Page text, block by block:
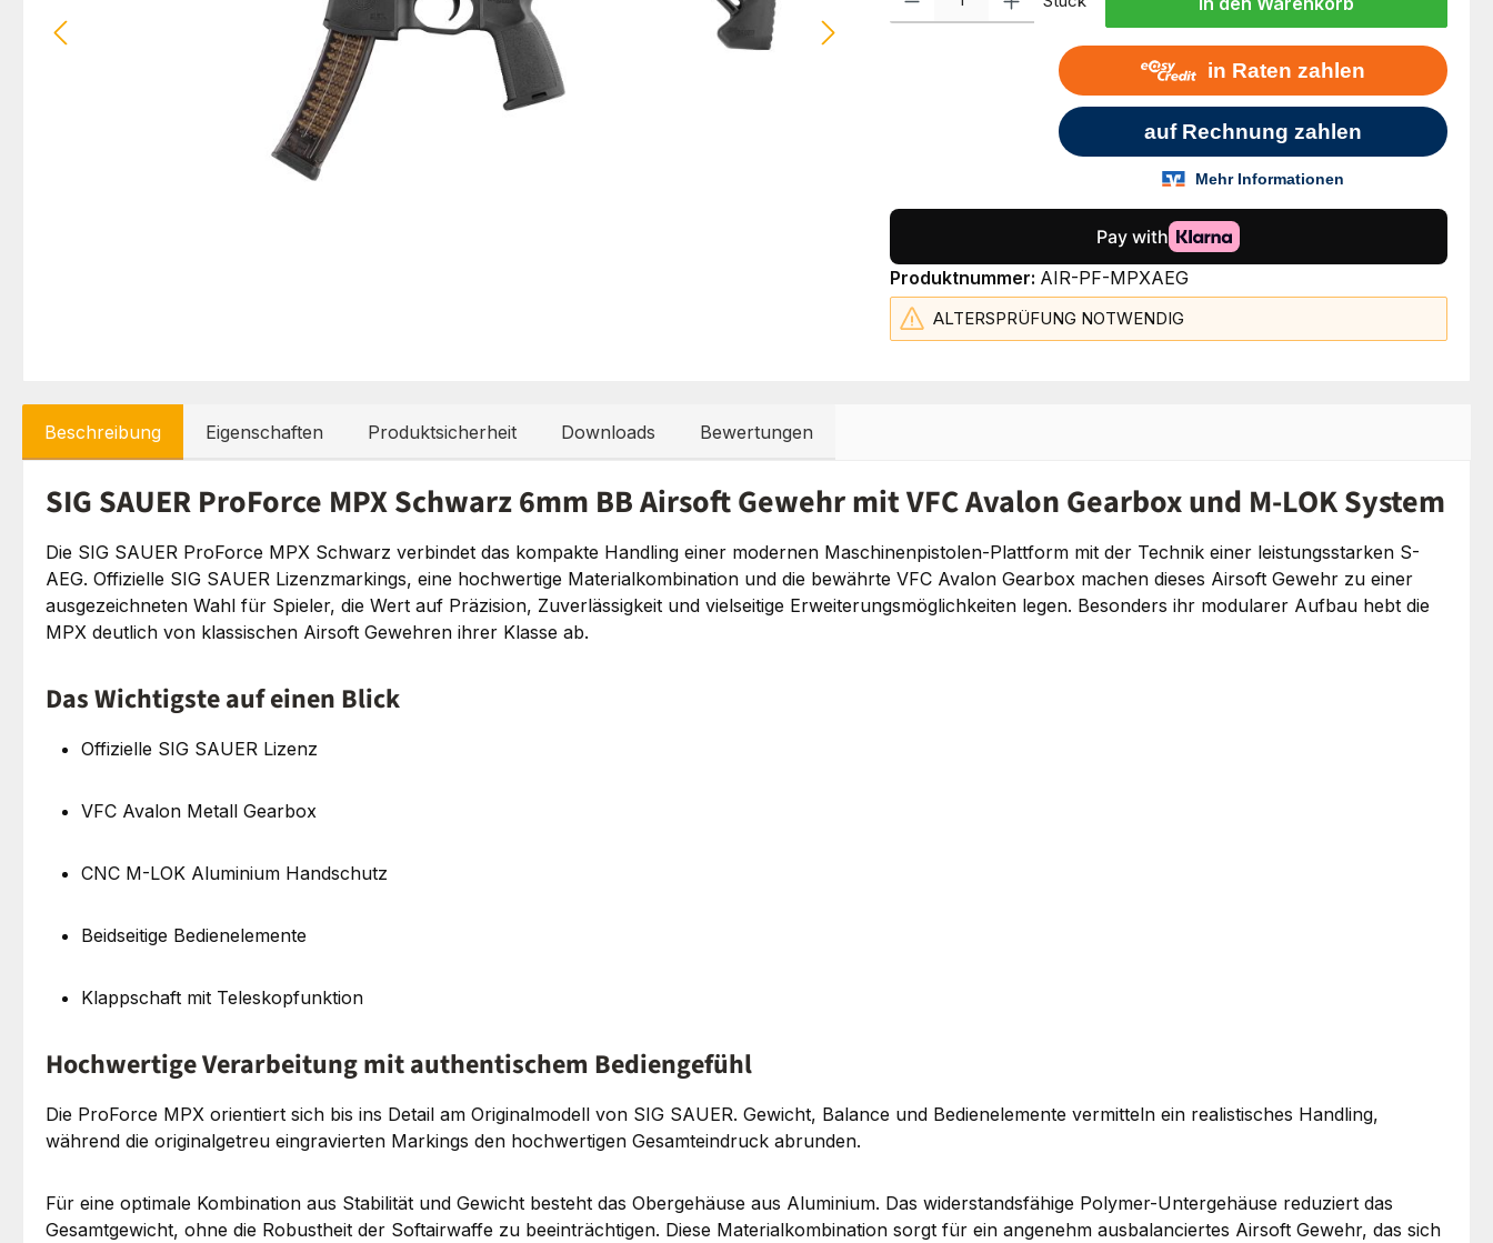
Produktnummer: AIR-PF-MPXAEG
ALTERSPRÜFUNG NOTWENDIG
Beschreibung Eigenschaften Produktsicherheit Downloads Bewertungen
SIG SAUER ProForce MPX Schwarz 6mm BB Airsoft Gewehr mit VFC Avalon Gearbox und M-LOK System
Die SIG SAUER ProForce MPX Schwarz verbindet das kompakte Handling einer modernen Maschinenpistolen-Plattform mit der Technik einer leistungsstarken S-
AEG. Offizielle SIG SAUER Lizenzmarkings, eine hochwertige Materialkombination und die bewährte VFC Avalon Gearbox machen dieses Airsoft Gewehr zu einer
ausgezeichneten Wahl für Spieler, die Wert auf Präzision, Zuverlässigkeit und vielseitige Erweiterungsmöglichkeiten legen. Besonders ihr modularer Aufbau hebt die
MPX deutlich von klassischen Airsoft Gewehren ihrer Klasse ab.
Das Wichtigste auf einen Blick
Offizielle SIG SAUER Lizenz
VFC Avalon Metall Gearbox
CNC M-LOK Aluminium Handschutz
Beidseitige Bedienelemente
Klappschaft mit Teleskopfunktion
Hochwertige Verarbeitung mit authentischem Bediengefühl
Die ProForce MPX orientiert sich bis ins Detail am Originalmodell von SIG SAUER. Gewicht, Balance und Bedienelemente vermitteln ein realistisches Handling,
während die originalgetreu eingravierten Markings den hochwertigen Gesamteindruck abrunden.
Für eine optimale Kombination aus Stabilität und Gewicht besteht das Obergehäuse aus Aluminium. Das widerstandsfähige Polymer-Untergehäuse reduziert das
Gesamtgewicht, ohne die Robustheit der Softairwaffe zu beeinträchtigen. Diese Materialkombination sorgt für ein angenehm ausbalanciertes Airsoft Gewehr, das sich